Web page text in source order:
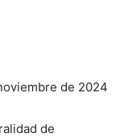
de 2024
de